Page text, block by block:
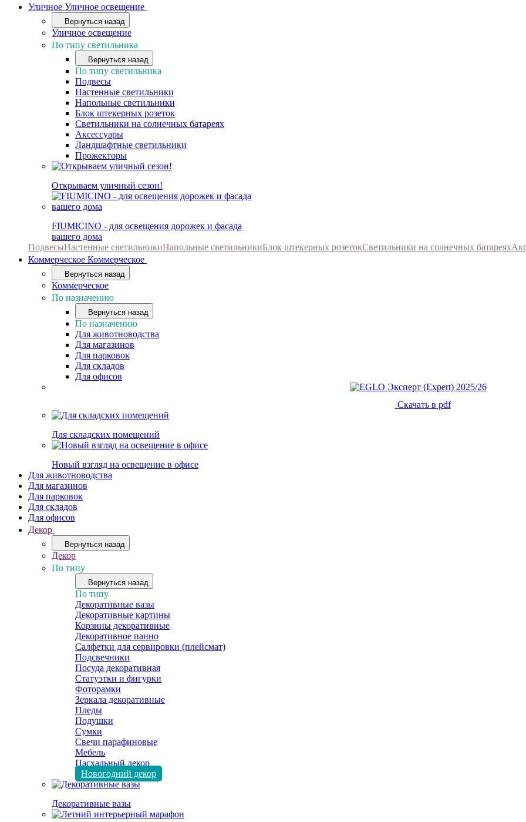
Уличное Уличное освещение
Вернуться назад
Уличное освещение
По типу светильника
Вернуться назад
По типу светильника
Подвесы
Настенные светильники
Напольные светильники
Блок штекерных розеток
Светильники на солнечных батареях
Аксессуары
Ландшафтные светильники
Прожекторы
Открываем уличный сезон!
FIUMICINO - для освещения дорожек и фасада
вашего дома
ПодвесыНастенные светильникиНапольные светильникиБлок штекерных розетокСветильники на солнечных батареях
Коммерческое Коммерческое
Вернуться назад
Коммерческое
По назначению
Вернуться назад
По назначению
Для животноводства
Для магазинов
Для парковок
Для складов
Для офисов
Скачать в pdf
Для складских помещений
Новый взгляд на освещение в офисе
Для животноводства
Для магазинов
Для парковок
Для складов
Для офисов
Декор
Вернуться назад
Декор
По типу
Вернуться назад
По типу
Декоративные вазы
Декоративные картины
Корзины декоративные
Декоративное панно
Салфетки для сервировки (плейсмат)
Подсвечники
Посуда декоративная
Статуэтки и фигурки
Фоторамки
Зеркала декоративные
Пледы
Подушки
Сумки
Свечи парафиновые
Мебель
Пасхальный декор
Новогодний декор
Декоративные вазы